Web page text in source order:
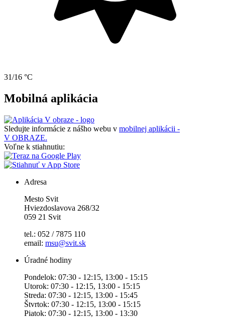
31/16 °C
Mobilná aplikácia
Sledujte informácie z nášho webu v mobilnej aplikácii -
V OBRAZE.
Voľne k stiahnutiu:
Adresa
Mesto Svit
Hviezdoslavova 268/32
059 21 Svit
tel.: 052 / 7875 110
email: msu@svit.sk
Úradné hodiny
Pondelok: 07:30 - 12:15, 13:00 - 15:15
Utorok: 07:30 - 12:15, 13:00 - 15:15
Streda: 07:30 - 12:15, 13:00 - 15:45
Štvrtok: 07:30 - 12:15, 13:00 - 15:15
Piatok: 07:30 - 12:15, 13:00 - 13:30